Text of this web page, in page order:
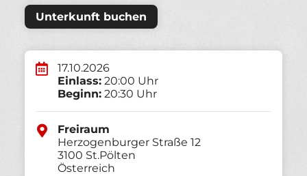
Unterkunft buchen
17.10.2026
Einlass: 20:00 Uhr
Beginn: 20:30 Uhr
Freiraum
Herzogenburger Straße 12
3100 St.Pölten
Österreich